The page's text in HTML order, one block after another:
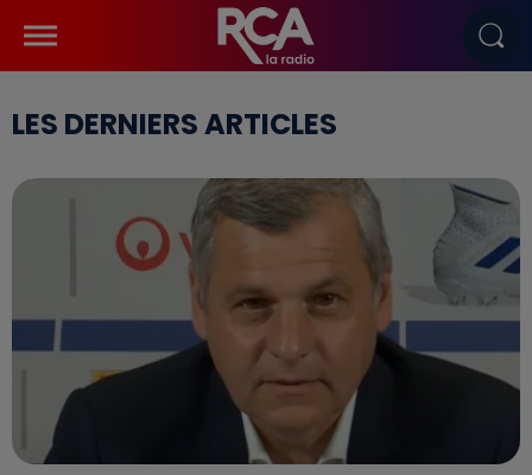
LES DERNIERS ARTICLES